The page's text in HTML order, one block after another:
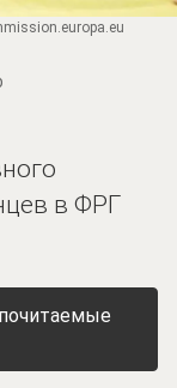
в ФРГ